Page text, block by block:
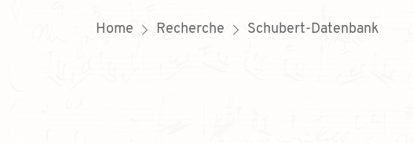
Home Recherche Schubert-Datenbank